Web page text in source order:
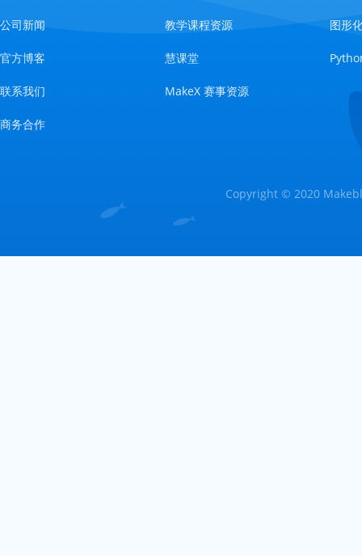
公司新闻
官方博客
联系我们
商务合作
教学课程资源
慧课堂
MakeX 赛事资源
图形
Copyright © 2020